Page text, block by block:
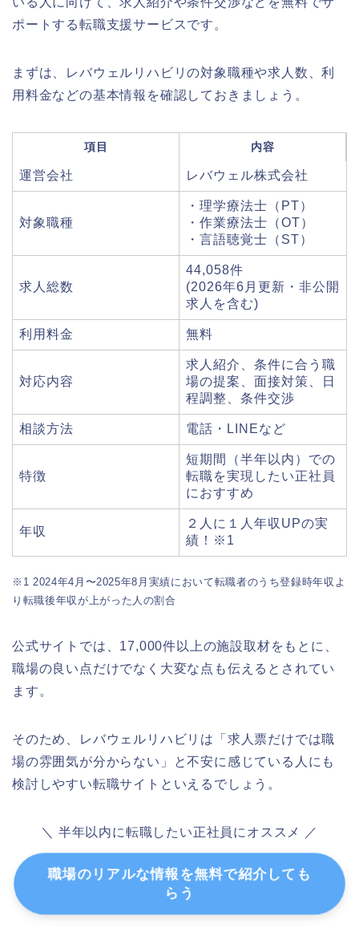
ポートする転職支援サービスです。
まずは、レバウェルリハビリの対象職種や求人数、利
用料金などの基本情報を確認しておきましょう。
項目 内容
運営会社 レバウェル株式会社
対象職種
・理学療法士（PT）
・作業療法士（OT）
・言語聴覚士（ST）
求人総数
44,058件
(2026年6月更新・非公開
求人を含む)
利用料金 無料
対応内容
求人紹介、条件に合う職
場の提案、面接対策、日
程調整、条件交渉
相談方法 電話・LINEなど
特徴
短期間（半年以内）での
転職を実現したい正社員
におすすめ
年収
２人に１人年収UPの実
績！※1
※1 2024年4月〜2025年8月実績において転職者のうち登録時年収よ
り転職後年収が上がった人の割合
公式サイトでは、17,000件以上の施設取材をもとに、
職場の良い点だけでなく大変な点も伝えるとされてい
ます。
そのため、レバウェルリハビリは「求人票だけでは職
場の雰囲気が分からない」と不安に感じている人にも
検討しやすい転職サイトといえるでしょう。
＼ 半年以内に転職したい正社員にオススメ ／
職場のリアルな情報を無料で紹介しても
らう